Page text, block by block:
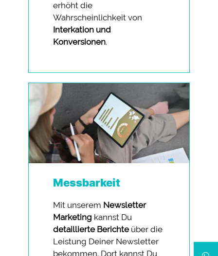
erhöht die
Wahrscheinlichkeit von
Interkation und
Konversionen.
Messbarkeit
Mit unserem Newsletter
Marketing kannst Du
detaillierte Berichteüber die
Leistung Deiner Newsletter
bekommen. Dort kannst Du